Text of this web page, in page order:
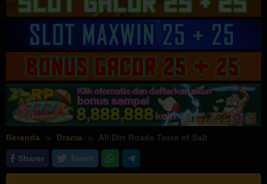
Beranda Drama All Dirt Roads Taste of Salt
Sharer Tweet